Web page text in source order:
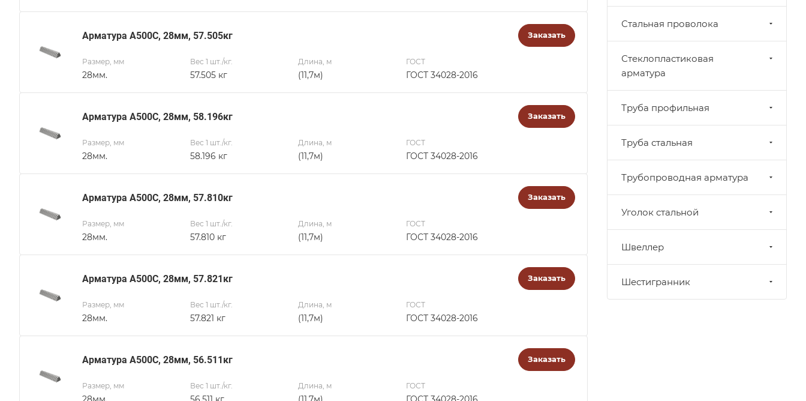
Арматура А500С, 28мм, 57.505кг Заказать
Размер, мм
28мм.
Вес 1 шт./кг.
57.505 кг
Длина, м
(11,7м)
ГОСТ
ГОСТ 34028-2016
Арматура А500С, 28мм, 58.196кг Заказать
Размер, мм
28мм.
Вес 1 шт./кг.
58.196 кг
Длина, м
(11,7м)
ГОСТ
ГОСТ 34028-2016
Арматура А500С, 28мм, 57.810кг Заказать
Размер, мм
28мм.
Вес 1 шт./кг.
57.810 кг
Длина, м
(11,7м)
ГОСТ
ГОСТ 34028-2016
Арматура А500С, 28мм, 57.821кг Заказать
Размер, мм
28мм.
Вес 1 шт./кг.
57.821 кг
Длина, м
(11,7м)
ГОСТ
ГОСТ 34028-2016
Арматура А500С, 28мм, 56.511кг Заказать
Размер, мм Вес 1 шт./кг. Длина, м ГОСТ
Стальная проволока
Стеклопластиковая
арматура
Труба профильная
Труба стальная
Трубопроводная арматура
Уголок стальной
Швеллер
Шестигранник